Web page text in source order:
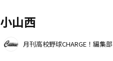
山西
月刊高校野球CHARGE！編集部